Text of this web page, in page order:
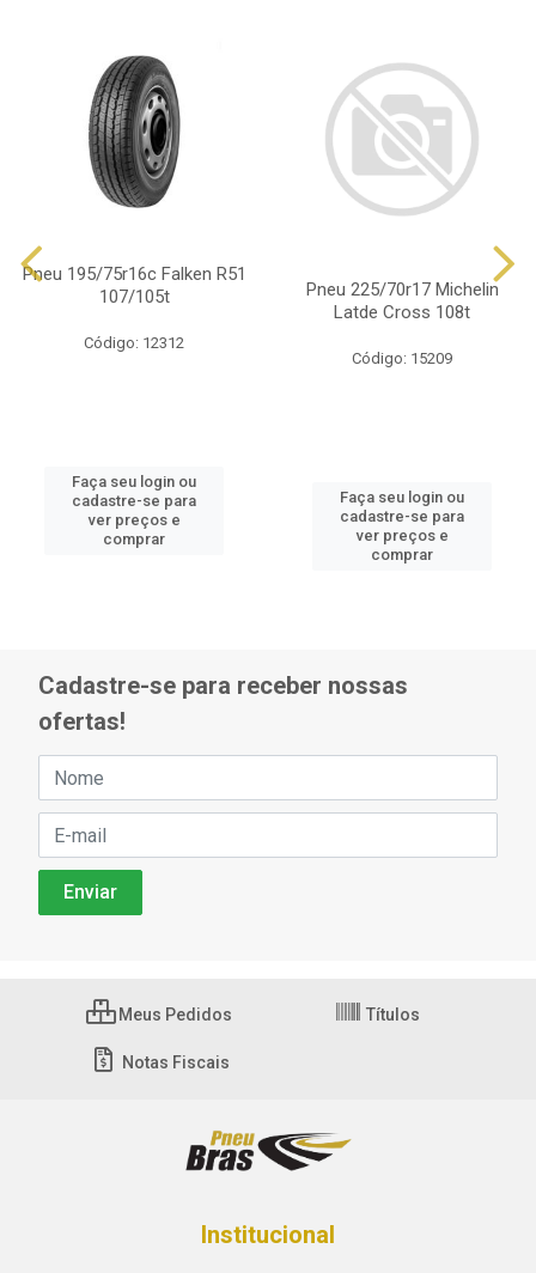
Pneu 195/75r16c Falken R51
107/105t
Código: 12312
Faça seu login ou
cadastre-se para
ver preços e
comprar
Pneu 225/70r17 Michelin
Latde Cross 108t
Código: 15209
Faça seu login ou
cadastre-se para
ver preços e
comprar
Cadastre-se para receber nossas
ofertas!
Meus Pedidos Títulos
Notas Fiscais
Institucional